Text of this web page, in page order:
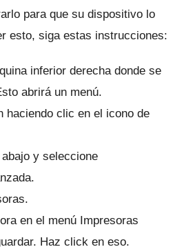
para que su dispositivo lo
esto, siga estas instrucciones:
inferior derecha donde se
abrirá un menú.
haciendo clic en el icono de
y seleccione
en el menú Impresoras
Haz click en eso.